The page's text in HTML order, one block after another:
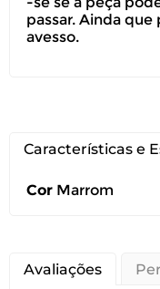
passar. Ainda que
avesso.
Características e
Cor Marrom
Avaliações